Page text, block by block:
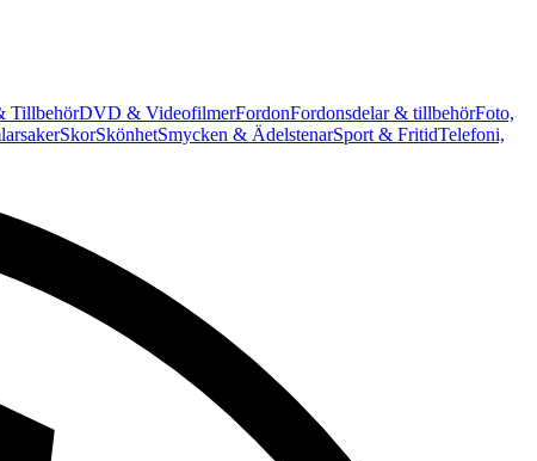
TillbehörDVD & VideofilmerFordonFordonsdelar & tillbehörFoto,
SkorSkönhetSmycken & ÄdelstenarSport & FritidTelefoni,